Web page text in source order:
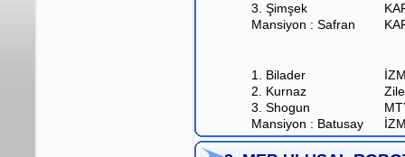
3. Şimşek
Mansiyon : Safran
1. Bilader
2. Kurnaz
3. Shogun
Mansiyon : Batusay